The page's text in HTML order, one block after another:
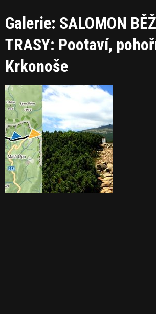
Galerie: SALOMON
TRASY: Pootaví,
Krkonoše